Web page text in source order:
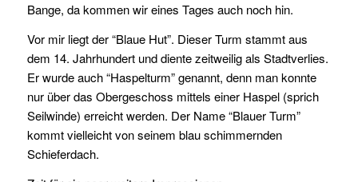
Bange, da kommen wir eines Tages auch noch hin.
Vor mir liegt der “Blaue Hut”. Dieser Turm stammt aus
dem 14. Jahrhundert und diente zeitweilig als Stadtverlies.
Er wurde auch “Haspelturm” genannt, denn man konnte
nur über das Obergeschoss mittels einer Haspel (sprich
Seilwinde) erreicht werden. Der Name “Blauer Turm”
kommt vielleicht von seinem blau schimmernden
Schieferdach.